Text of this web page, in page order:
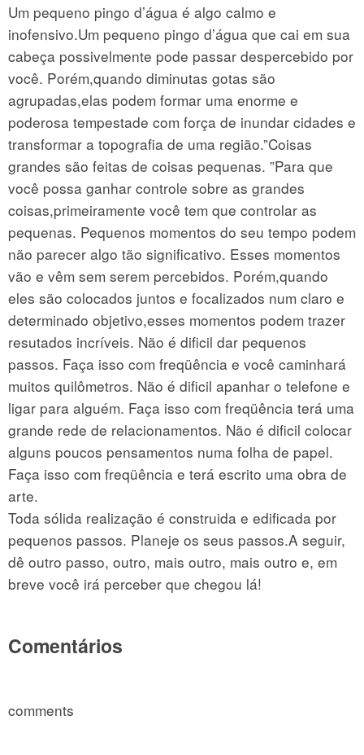
Um pequeno pingo d’água é algo calmo e
inofensivo.Um pequeno pingo d’água que cai em sua
cabeça possivelmente pode passar despercebido por
você. Porém,quando diminutas gotas são
agrupadas,elas podem formar uma enorme e
poderosa tempestade com força de inundar cidades e
transformar a topografia de uma região.”Coisas
grandes são feitas de coisas pequenas. ”Para que
você possa ganhar controle sobre as grandes
coisas,primeiramente você tem que controlar as
pequenas. Pequenos momentos do seu tempo podem
não parecer algo tão significativo. Esses momentos
vão e vêm sem serem percebidos. Porém,quando
eles são colocados juntos e focalizados num claro e
determinado objetivo,esses momentos podem trazer
resutados incríveis. Não é dificil dar pequenos
passos. Faça isso com freqüência e você caminhará
muitos quilômetros. Não é dificil apanhar o telefone e
ligar para alguém. Faça isso com freqüência terá uma
grande rede de relacionamentos. Não é dificil colocar
alguns poucos pensamentos numa folha de papel.
Faça isso com freqüência e terá escrito uma obra de
arte.
Toda sólida realização é construida e edificada por
pequenos passos. Planeje os seus passos.A seguir,
dê outro passo, outro, mais outro, mais outro e, em
breve você irá perceber que chegou lá!
Comentários
comments